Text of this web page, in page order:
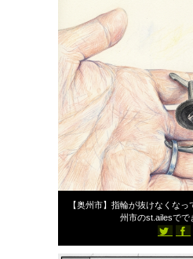
【奥州市】指輪が抜けなくな
州市のst.ailesでで
2026年5月18日